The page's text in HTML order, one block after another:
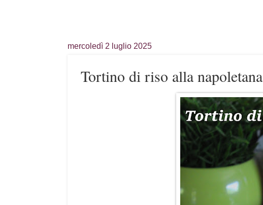
mercoledì 2 luglio 2025
Tortino di riso alla napoletana